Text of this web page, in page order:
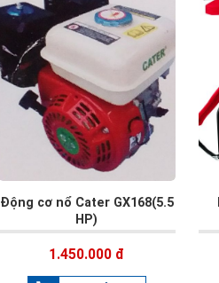
Động cơ nổ Cater GX168(5.5
HP)
1.450.000 đ